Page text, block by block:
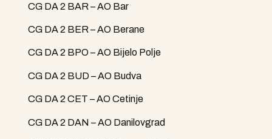
CG DA 2 BAR – AO Bar
CG DA 2 BER – AO Berane
CG DA 2 BPO – AO Bijelo Polje
CG DA 2 BUD – AO Budva
CG DA 2 CET – AO Cetinje
CG DA 2 DAN – AO Danilovgrad